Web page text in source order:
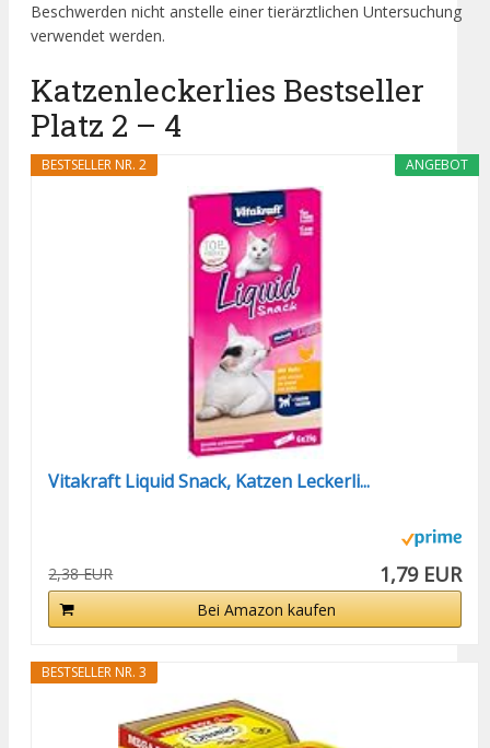
Beschwerden nicht anstelle einer tierärztlichen Untersuchung
verwendet werden.
Katzenleckerlies Bestseller
Platz 2 – 4
ANGEBOT
BESTSELLER NR. 2
Vitakraft Liquid Snack, Katzen Leckerli...
2,38 EUR 1,79 EUR
Bei Amazon kaufen
BESTSELLER NR. 3